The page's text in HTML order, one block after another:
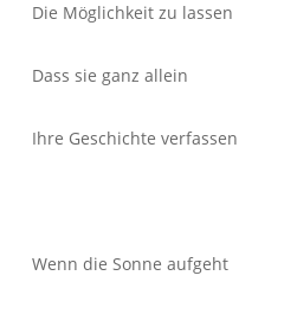
Die Möglichkeit zu lassen
Dass sie ganz allein
Ihre Geschichte verfassen
Wenn die Sonne aufgeht